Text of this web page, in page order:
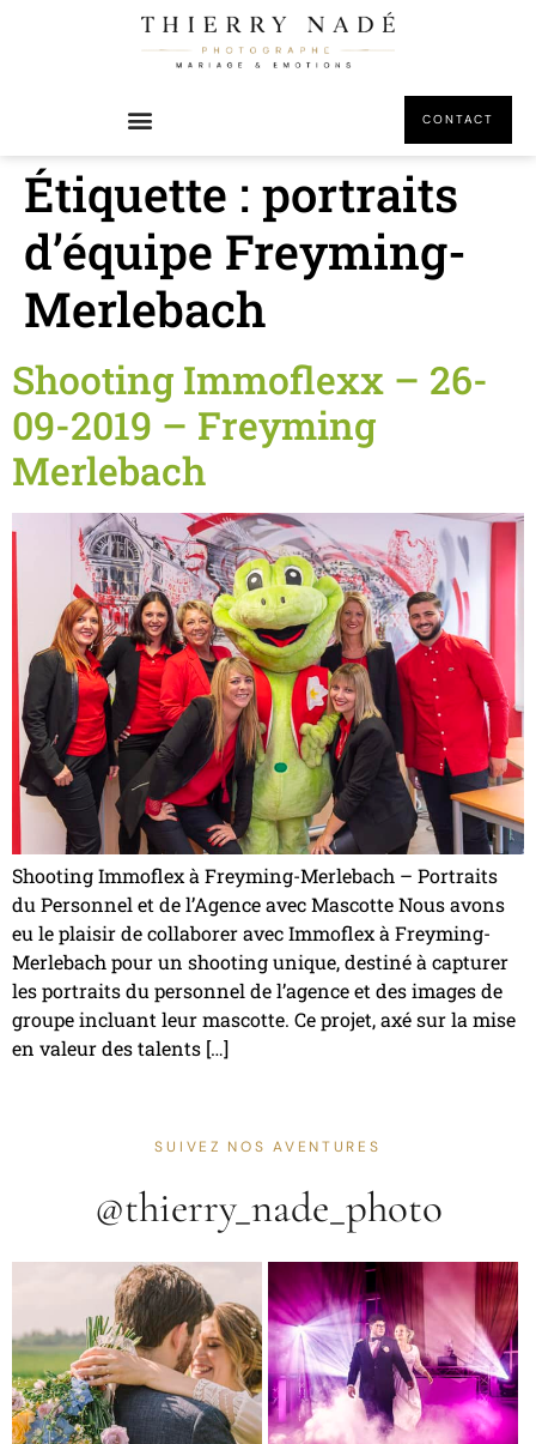
CONTACT
Étiquette : portraits
d’équipe Freyming-
Merlebach
Shooting Immoflexx – 26-
09-2019 – Freyming
Merlebach
Shooting Immoflex à Freyming-Merlebach – Portraits
du Personnel et de l’Agence avec Mascotte Nous avons
eu le plaisir de collaborer avec Immoflex à Freyming-
Merlebach pour un shooting unique, destiné à capturer
les portraits du personnel de l’agence et des images de
groupe incluant leur mascotte. Ce projet, axé sur la mise
en valeur des talents […]
SUIVEZ NOS AVENTURES
@thierry_nade_photo